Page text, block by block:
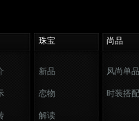
珠宝 尚品
新品
恋物
解读
风尚单品
时装搭配